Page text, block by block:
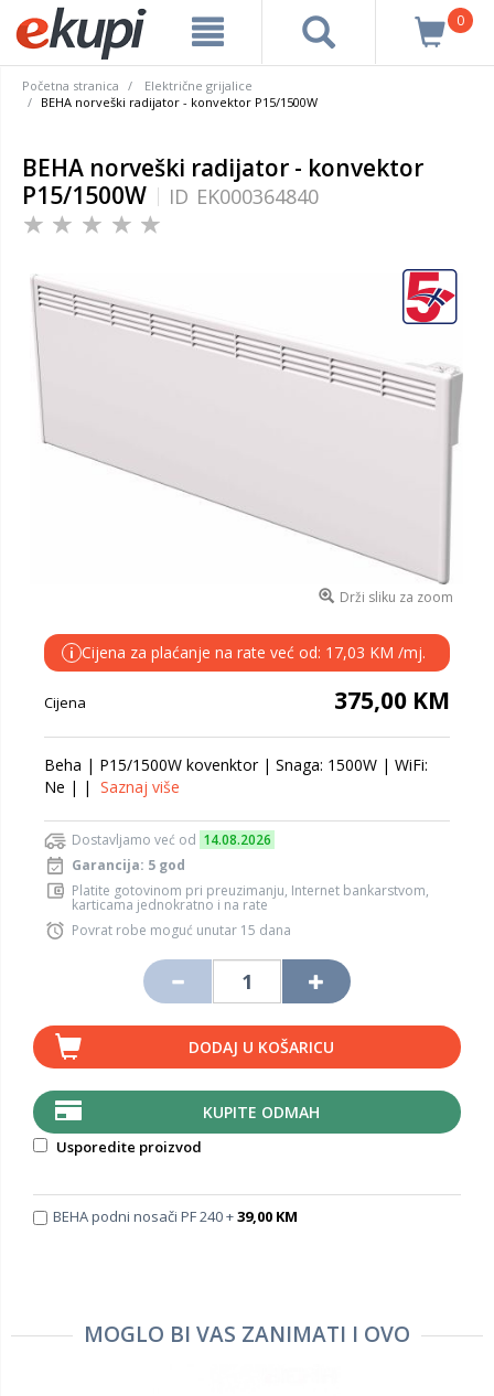
0
Početna stranica
Električne grijalice
BEHA norveški radijator - konvektor P15/1500W
BEHA norveški radijator - konvektor
P15/1500W
ID EK000364840
Drži sliku za zoom
i Cijena za plaćanje na rate već od: 17,03 KM /mj.
Cijena 375,00 KM
Beha | P15/1500W kovenktor | Snaga: 1500W | WiFi:
Ne | | Saznaj više
Dostavljamo već od 14.08.2026
Garancija: 5 god
Platite gotovinom pri preuzimanju, Internet bankarstvom,
karticama jednokratno i na rate
Povrat robe moguć unutar 15 dana
DODAJ U KOŠARICU
KUPITE ODMAH
Usporedite proizvod
BEHA podni nosači PF 240 +39,00 KM
MOGLO BI VAS ZANIMATI I OVO